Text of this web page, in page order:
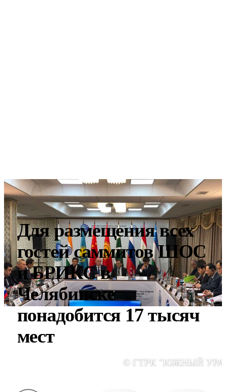
Для размещения всех
гостей саммитов ШОС
и БРИКС в
Челябинске
понадобится 17 тысяч
мест
© ГТРК "ЮЖНЫЙ